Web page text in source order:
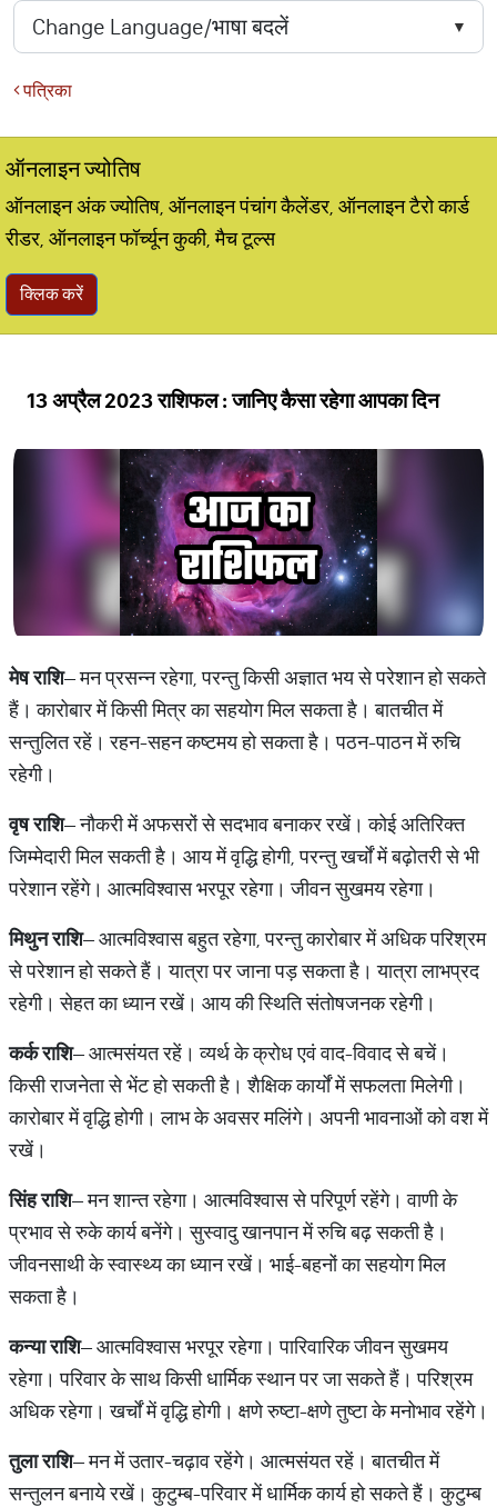
पत्रिका
ऑनलाइन ज्योतिष
ऑनलाइन अंक ज्योतिष, ऑनलाइन पंचांग कैलेंडर, ऑनलाइन टैरो कार्ड
रीडर, ऑनलाइन फॉर्च्यून कुकी, मैच टूल्स
क्लिक करें
13 अप्रैल 2023 राशिफल : जानिए कैसा रहेगा आपका दिन
मेष राशि– मन प्रसन्न रहेगा, परन्तु किसी अज्ञात भय से परेशान हो सकते
हैं। कारोबार में किसी मित्र का सहयोग मिल सकता है। बातचीत में
सन्तुलित रहें। रहन-सहन कष्टमय हो सकता है। पठन-पाठन में रुचि
रहेगी।
वृष राशि– नौकरी में अफसरों से सदभाव बनाकर रखें। कोई अतिरिक्त
जिम्मेदारी मिल सकती है। आय में वृद्धि होगी, परन्तु खर्चों में बढ़ोतरी से भी
परेशान रहेंगे। आत्मविश्वास भरपूर रहेगा। जीवन सुखमय रहेगा।
मिथुन राशि– आत्मविश्वास बहुत रहेगा, परन्तु कारोबार में अधिक परिश्रम
से परेशान हो सकते हैं। यात्रा पर जाना पड़ सकता है। यात्रा लाभप्रद
रहेगी। सेहत का ध्यान रखें। आय की स्थिति संतोषजनक रहेगी।
कर्क राशि– आत्मसंयत रहें। व्यर्थ के क्रोध एवं वाद-विवाद से बचें।
किसी राजनेता से भेंट हो सकती है। शैक्षिक कार्यों में सफलता मिलेगी।
कारोबार में वृद्धि होगी। लाभ के अवसर म‍लिंगे। अपनी भावनाओं को वश में
रखें।
सिंह राशि– मन शान्त रहेगा। आत्मविश्वास से परिपूर्ण रहेंगे। वाणी के
प्रभाव से रुके कार्य बनेंगे। सुस्वादु खानपान में रुचि बढ़ सकती है।
जीवनसाथी के स्वास्थ्‍य का ध्यान रखें। भाई-बहनों का सहयोग मिल
सकता है।
कन्या राशि– आत्मविश्वास भरपूर रहेगा। पारिवारिक जीवन सुखमय
रहेगा। परिवार के साथ किसी धार्मिक स्थान पर जा सकते हैं। परिश्रम
अधिक रहेगा। खर्चों में वृद्धि होगी। क्षणे रुष्टा-क्षणे तुष्टा के मनोभाव रहेंगे।
तुला राशि– मन में उतार-चढ़ाव रहेंगे। आत्मसंयत रहें। बातचीत में
सन्तुलन बनाये रखें। कुटुम्ब-परिवार में धार्मिक कार्य हो सकते हैं। कुटुम्ब